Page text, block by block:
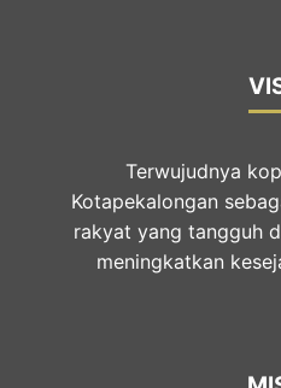
Terwujudnya
Kotapekalongan
rakyat yang tangguh
meningkatkan